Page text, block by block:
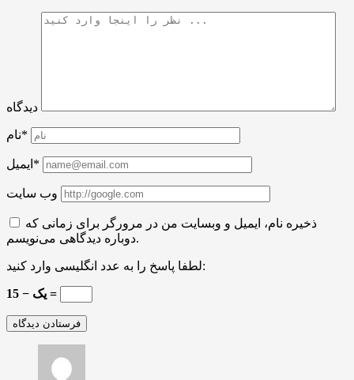
دیدگاه
نام*
ایمیل*
وب سایت
ذخیره نام، ایمیل و وبسایت من در مرورگر برای زمانی که
دوباره دیدگاهی می‌نویسم.
لطفا پاسخ را به عدد انگلیسی وارد کنید:
15 − یک =